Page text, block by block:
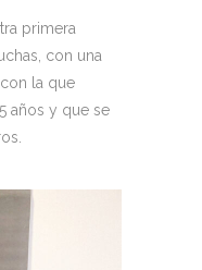
primera
con una
la que
años y que se